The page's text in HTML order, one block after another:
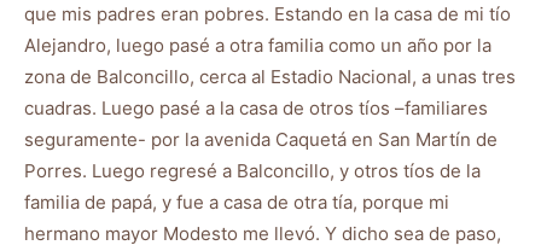
que mis padres eran pobres. Estando en la casa de mi tío
Alejandro, luego pasé a otra familia como un año por la
zona de Balconcillo, cerca al Estadio Nacional, a unas tres
cuadras. Luego pasé a la casa de otros tíos –familiares
seguramente- por la avenida Caquetá en San Martín de
Porres. Luego regresé a Balconcillo, y otros tíos de la
familia de papá, y fue a casa de otra tía, porque mi
hermano mayor Modesto me llevó. Y dicho sea de paso,